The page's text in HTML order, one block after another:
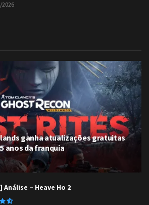
2026
ganha atualizações gratuitas
anos da franquia
Análise – Heave Ho 2